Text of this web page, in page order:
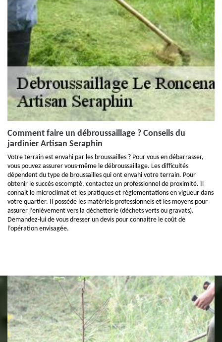
Comment faire un débroussaillage ? Conseils du
jardinier Artisan Seraphin
Votre terrain est envahi par les broussailles ? Pour vous en débarrasser,
vous pouvez assurer vous-même le débroussaillage. Les difficultés
dépendent du type de broussailles qui ont envahi votre terrain. Pour
obtenir le succès escompté, contactez un professionnel de proximité. Il
connait le microclimat et les pratiques et réglementations en vigueur dans
votre quartier. Il possède les matériels professionnels et les moyens pour
assurer l’enlèvement vers la déchetterie (déchets verts ou gravats).
Demandez-lui de vous dresser un devis pour connaitre le coût de
l’opération envisagée.